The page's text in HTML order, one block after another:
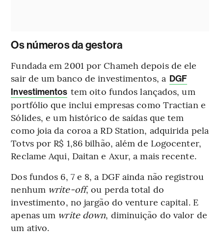
Os números da gestora
Fundada em 2001 por Chameh depois de ele
sair de um banco de investimentos, a DGF
Investimentos tem oito fundos lançados, um
portfólio que inclui empresas como Tractian e
Sólides, e um histórico de saídas que tem
como joia da coroa a RD Station, adquirida pela
Totvs por R$ 1,86 bilhão, além de Logocenter,
Reclame Aqui, Daitan e Axur, a mais recente.
Dos fundos 6, 7 e 8, a DGF ainda não registrou
nenhum write-off, ou perda total do
investimento, no jargão do venture capital. E
apenas um write down, diminuição do valor de
um ativo.